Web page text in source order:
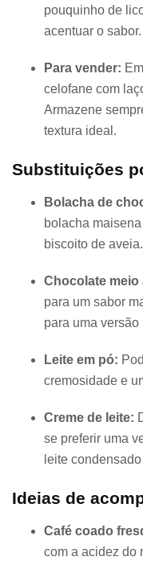
pouquinho de
acentuar o sabor.
Para vender:
celofane com
Armazene
textura ideal.
Substituições
Bolacha de
bolacha
biscoito de aveia.
Chocolate meio
para um sabor
para uma versão
Leite em pó:
cremosidade e
Creme de leite:
se preferir uma
leite
Ideias de
Café coado
com a acidez do